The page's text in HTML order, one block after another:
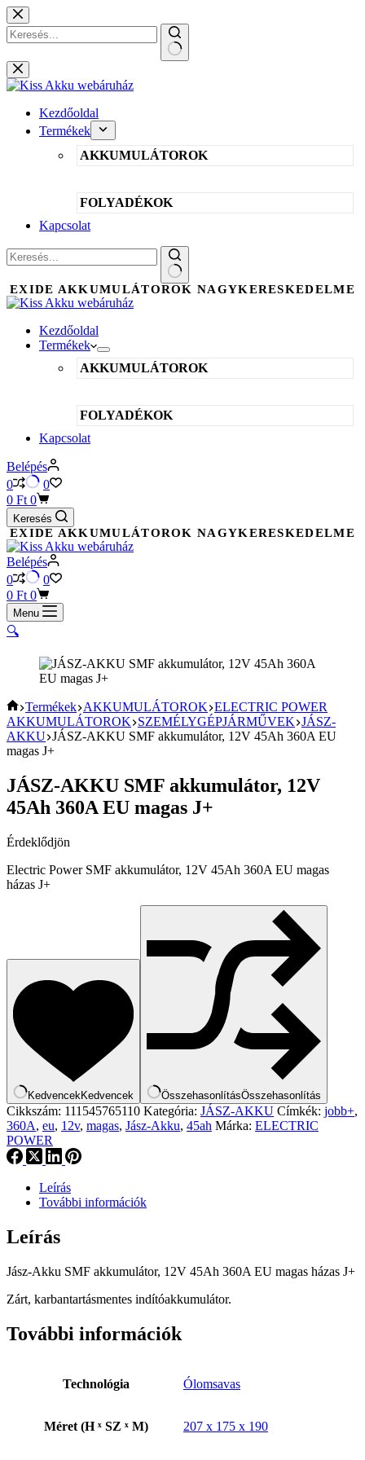
Skip
to
content
No
results
Kezdőoldal
Termékek
AKKUMULÁTOROK
FOLYADÉKOK
Kapcsolat
No
results
EXIDE AKKUMULÁTOROK NAGYKERESKEDELME
Kezdőoldal
Termékek
AKKUMULÁTOROK
FOLYADÉKOK
Kapcsolat
Belépés
0
0
Shopping
cart
0 Ft 0
Keresés
EXIDE AKKUMULÁTOROK NAGYKERESKEDELME
Belépés
0
0
Shopping
cart
0 Ft 0
Menu
🔍
KEZDŐOLDAL
Termékek AKKUMULÁTOROK ELECTRIC POWER
AKKUMULÁTOROK SZEMÉLYGÉPJÁRMŰVEK JÁSZ-
AKKU JÁSZ-AKKU SMF akkumulátor, 12V 45Ah 360A EU
magas J+
JÁSZ-AKKU SMF akkumulátor, 12V
45Ah 360A EU magas J+
Érdeklődjön
Electric Power SMF akkumulátor, 12V 45Ah 360A EU magas
házas J+
Kedvencek Kedvencek ÖsszehasonlításÖsszehasonlítás
Cikkszám: 111545765110 Kategória: JÁSZ-AKKU Címkék: jobb+,
360A, eu, 12v, magas, Jász-Akku, 45ah Márka: ELECTRIC
POWER
Leírás
További információk
Leírás
Jász-Akku SMF akkumulátor, 12V 45Ah 360A EU magas házas J+
Zárt, karbantartásmentes indítóakkumulátor.
További információk
Technológia Ólomsavas
Méret (H ˣ SZ ˣ M) 207 x 175 x 190